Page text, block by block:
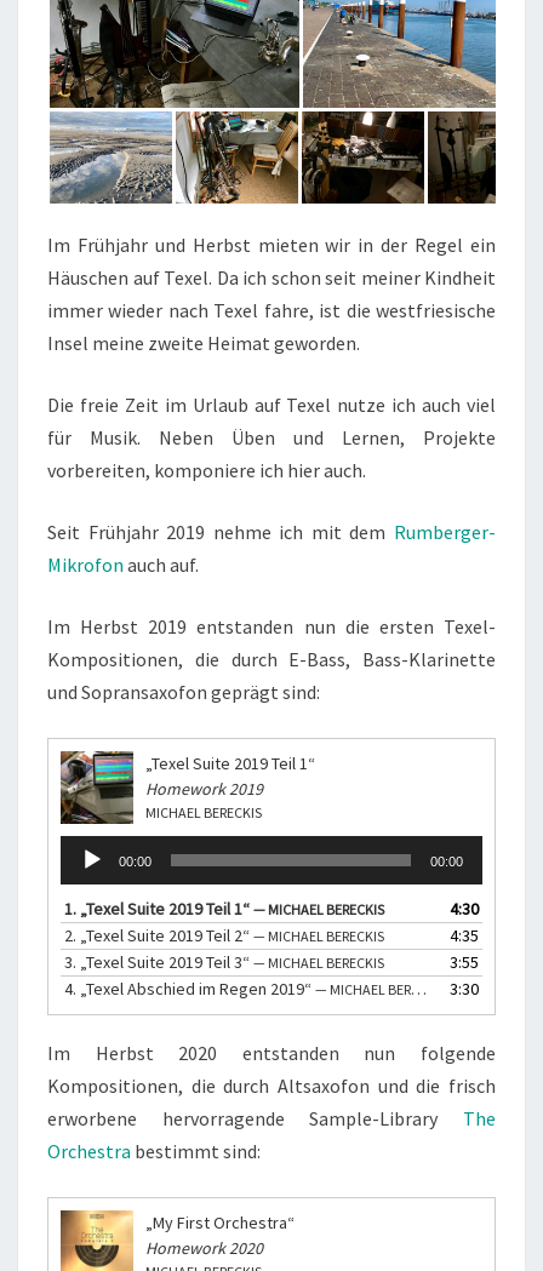
Im Frühjahr und Herbst mieten wir in der Regel ein
Häuschen auf Texel. Da ich schon seit meiner Kindheit
immer wieder nach Texel fahre, ist die westfriesische
Insel meine zweite Heimat geworden.
Die freie Zeit im Urlaub auf Texel nutze ich auch viel
für Musik. Neben Üben und Lernen, Projekte
vorbereiten, komponiere ich hier auch.
Seit Frühjahr 2019 nehme ich mit dem Rumberger-
Mikrofon auch auf.
Im Herbst 2019 entstanden nun die ersten Texel-
Kompositionen, die durch E-Bass, Bass-Klarinette
und Sopransaxofon geprägt sind:
„Texel Suite 2019 Teil 1“
Homework 2019
MICHAEL BERECKIS
Audio-
Player
00:00 00:00
1. „Texel Suite 2019 Teil 1“ — MICHAEL BERECKIS
4:30
2. „Texel Suite 2019 Teil 2“ — MICHAEL BERECKIS
4:35
3. „Texel Suite 2019 Teil 3“ — MICHAEL BERECKIS
3:55
4. „Texel Abschied im Regen 2019“ — MICHAEL BERECKIS 3:30
Im Herbst 2020 entstanden nun folgende
Kompositionen, die durch Altsaxofon und die frisch
erworbene hervorragende Sample-Library The
Orchestra bestimmt sind:
„My First Orchestra“
Homework 2020